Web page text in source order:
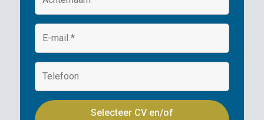
Selecteer CV en/of